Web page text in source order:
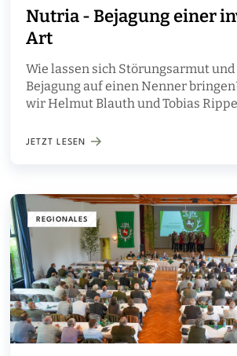
Nutria - Bejagung einer
Art
Wie lassen sich Störungsarmut
Bejagung auf einen Nenner
wir Helmut Blauth und Tobias
JETZT LESEN
REGIONALES